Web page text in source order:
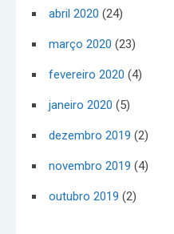
abril 2020 (24)
março 2020 (23)
fevereiro 2020 (4)
janeiro 2020 (5)
dezembro 2019 (2)
novembro 2019 (4)
outubro 2019 (2)